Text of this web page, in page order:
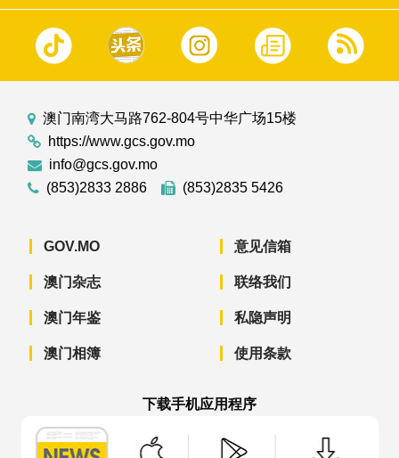
澳门南湾大马路762-804号中华广场15楼
https://www.gcs.gov.mo
info@gcs.gov.mo
(853)2833 2886
(853)2835 5426
GOV.MO
澳门杂志
澳门年鉴
澳门相簿
意见信箱
联络我们
私隐声明
使用条款
下载手机应用程序